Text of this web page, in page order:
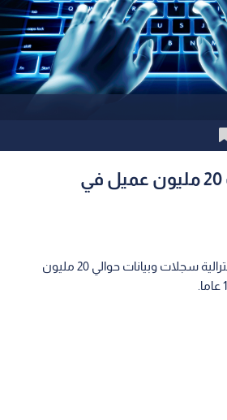
بنك يفقد بيانات 20 مليون عميل في
فقد أحد أكبر البنوك الأسترالية سجلات وبيانات حوالي 20 مليون